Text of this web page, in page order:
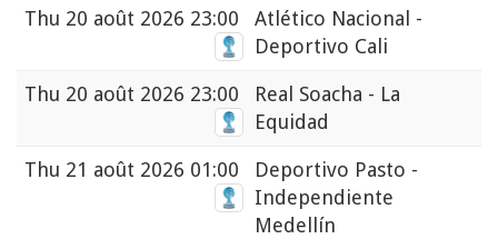
Thu 20 août 2026 23:00
Atlético Nacional -
Deportivo Cali
Thu 20 août 2026 23:00
Real Soacha - La
Equidad
Thu 21 août 2026 01:00
Deportivo Pasto -
Independiente
Medellín